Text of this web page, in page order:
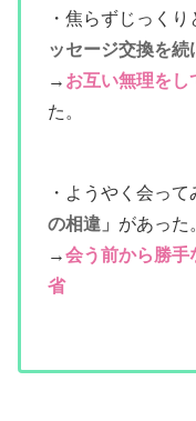
・焦らずじっくり
ッセージ交換を続
→ お互い無理をし
た。
・ようやく会って
の相違」 があった
→会う前から勝手
省